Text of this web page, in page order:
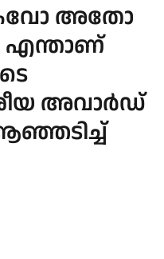
അതോ
എന്താണ്
അവാർഡ്